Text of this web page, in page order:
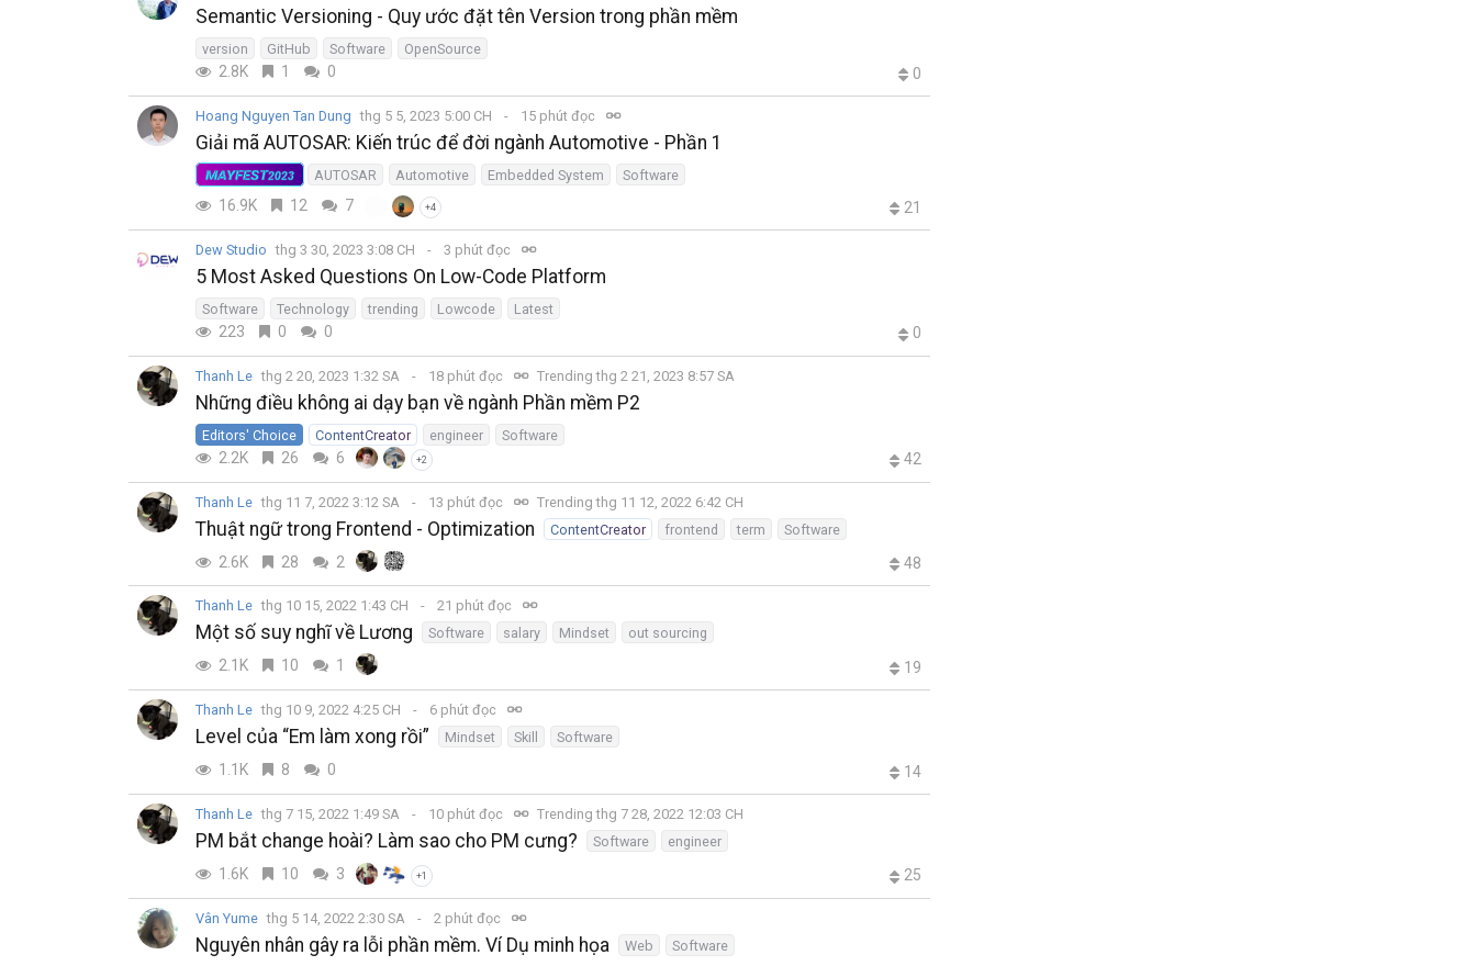
Semantic Versioning - Quy ước đặt tên Version trong phần mềm
version GitHub Software OpenSource
2.8K 1 0 0
Hoang Nguyen Tan Dung thg 5 5, 2023 5:00 CH 15 phút đọc
Giải mã AUTOSAR: Kiến trúc để đời ngành Automotive - Phần 1
MAYFEST2023 AUTOSAR Automotive Embedded System Software
16.9K 12 7 +4 21
Dew Studio thg 3 30, 2023 3:08 CH 3 phút đọc
5 Most Asked Questions On Low-Code Platform
Software Technology trending Lowcode Latest
223 0 0 0
Thanh Le thg 2 20, 2023 1:32 SA 18 phút đọc Trending thg 2 21, 2023 8:57 SA
Những điều không ai dạy bạn về ngành Phần mềm P2
Editors' Choice ContentCreator engineer Software
2.2K 26 6 +2 42
Thanh Le thg 11 7, 2022 3:12 SA 13 phút đọc Trending thg 11 12, 2022 6:42 CH
Thuật ngữ trong Frontend - Optimization ContentCreator frontend term Software
2.6K 28 2 48
Thanh Le thg 10 15, 2022 1:43 CH 21 phút đọc
Một số suy nghĩ về Lương Software salary Mindset out sourcing
2.1K 10 1 19
Thanh Le thg 10 9, 2022 4:25 CH 6 phút đọc
Level của “Em làm xong rồi” Mindset Skill Software
1.1K 8 0 14
Thanh Le thg 7 15, 2022 1:49 SA 10 phút đọc Trending thg 7 28, 2022 12:03 CH
PM bắt change hoài? Làm sao cho PM cưng? Software engineer
1.6K 10 3 +1 25
Vân Yume thg 5 14, 2022 2:30 SA 2 phút đọc
Nguyên nhân gây ra lỗi phần mềm. Ví Dụ minh họa Web Software